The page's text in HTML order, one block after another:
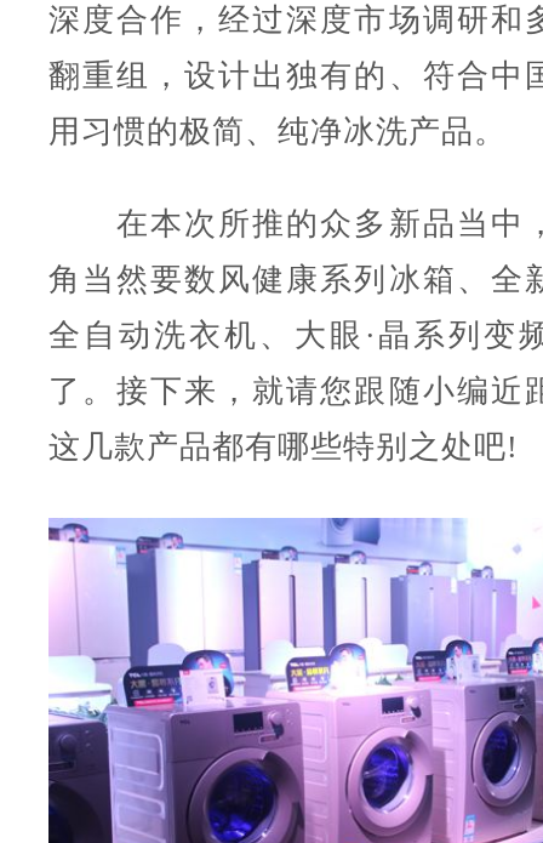
深度合作，经过深度市场调研和
翻重组，设计出独有的、符合中
用习惯的极简、纯净冰洗产品。
在本次所推的众多新品当中
角当然要数风健康系列冰箱、全
全自动洗衣机、大眼·晶系列变
了。接下来，就请您跟随小编近
这几款产品都有哪些特别之处吧!